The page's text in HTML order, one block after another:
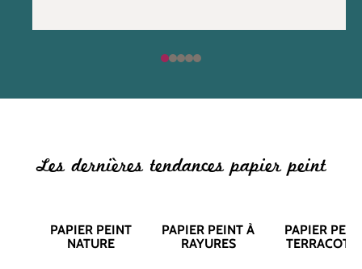
Les dernières tendances papier peint
PAPIER PEINT
NATURE
PAPIER PEINT À
RAYURES
PAPIER